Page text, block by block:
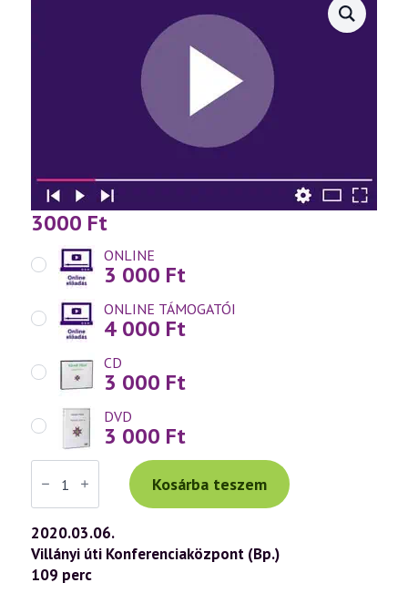
3000 Ft
ONLINE
3 000 Ft
ONLINE TÁMOGATÓI
4 000 Ft
CD
3 000 Ft
DVD
3 000 Ft
Váradi
Tibor
előadás
(872)
—
„Az
Ige
testté
lett”
Kosárba teszem
2020.03.06.
Villányi úti Konferenciaközpont (Bp.)
109 perc